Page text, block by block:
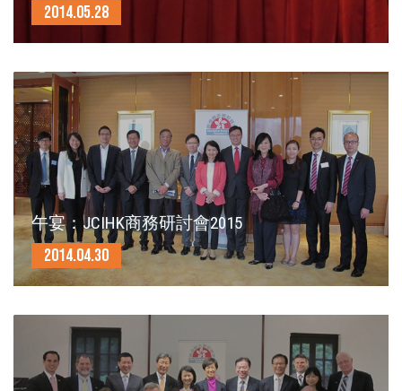
2014.05.28
午宴：JCIHK商務研討會2015
2014.04.30